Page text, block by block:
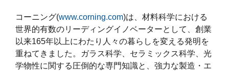
コーニング(www.corning.com)は、材料科学における
世界的有数のリーディングイノベーターとして、創業
以来165年以上にわたり人々の暮らしを変える発明を
重ねてきました。ガラス科学、セラミックス科学、光
学物性に関する圧倒的な専門知識と、強力な製造・エ